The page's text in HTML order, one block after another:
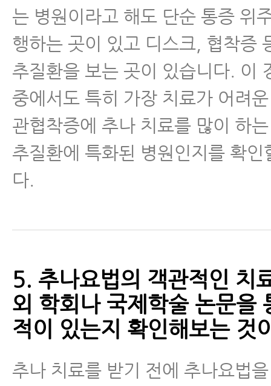
는 병원이라고 해도 단순 통증 위
행하는 곳이 있고 디스크, 협착증
추질환을 보는 곳이 있습니다. 이
중에서도 특히 가장 치료가 어려
관협착증에 추나 치료를 많이 하
추질환에 특화된 병원인지를 확인
다.
5. 추나요법의 객관적인 치
외 학회나 국제학술 논문을
적이 있는지 확인해보는 것
추나 치료를 받기 전에 추나요법